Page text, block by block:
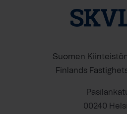
Suomen
Finlands
00240